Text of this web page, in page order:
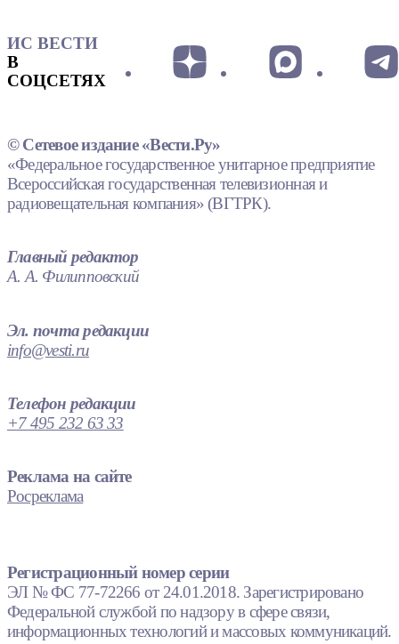
ИС ВЕСТИ
В
СОЦСЕТЯХ
© Сетевое издание «Вести.Ру»
«Федеральное государственное унитарное предприятие
Всероссийская государственная телевизионная и
радиовещательная компания» (ВГТРК).
Главный редактор
А. А. Филипповский
Эл. почта редакции
info@vesti.ru
Телефон редакции
+7 495 232 63 33
Реклама на сайте
Росреклама
Регистрационный номер серии
ЭЛ № ФС 77-72266 от 24.01.2018. Зарегистрировано
Федеральной службой по надзору в сфере связи,
информационных технологий и массовых коммуникаций.